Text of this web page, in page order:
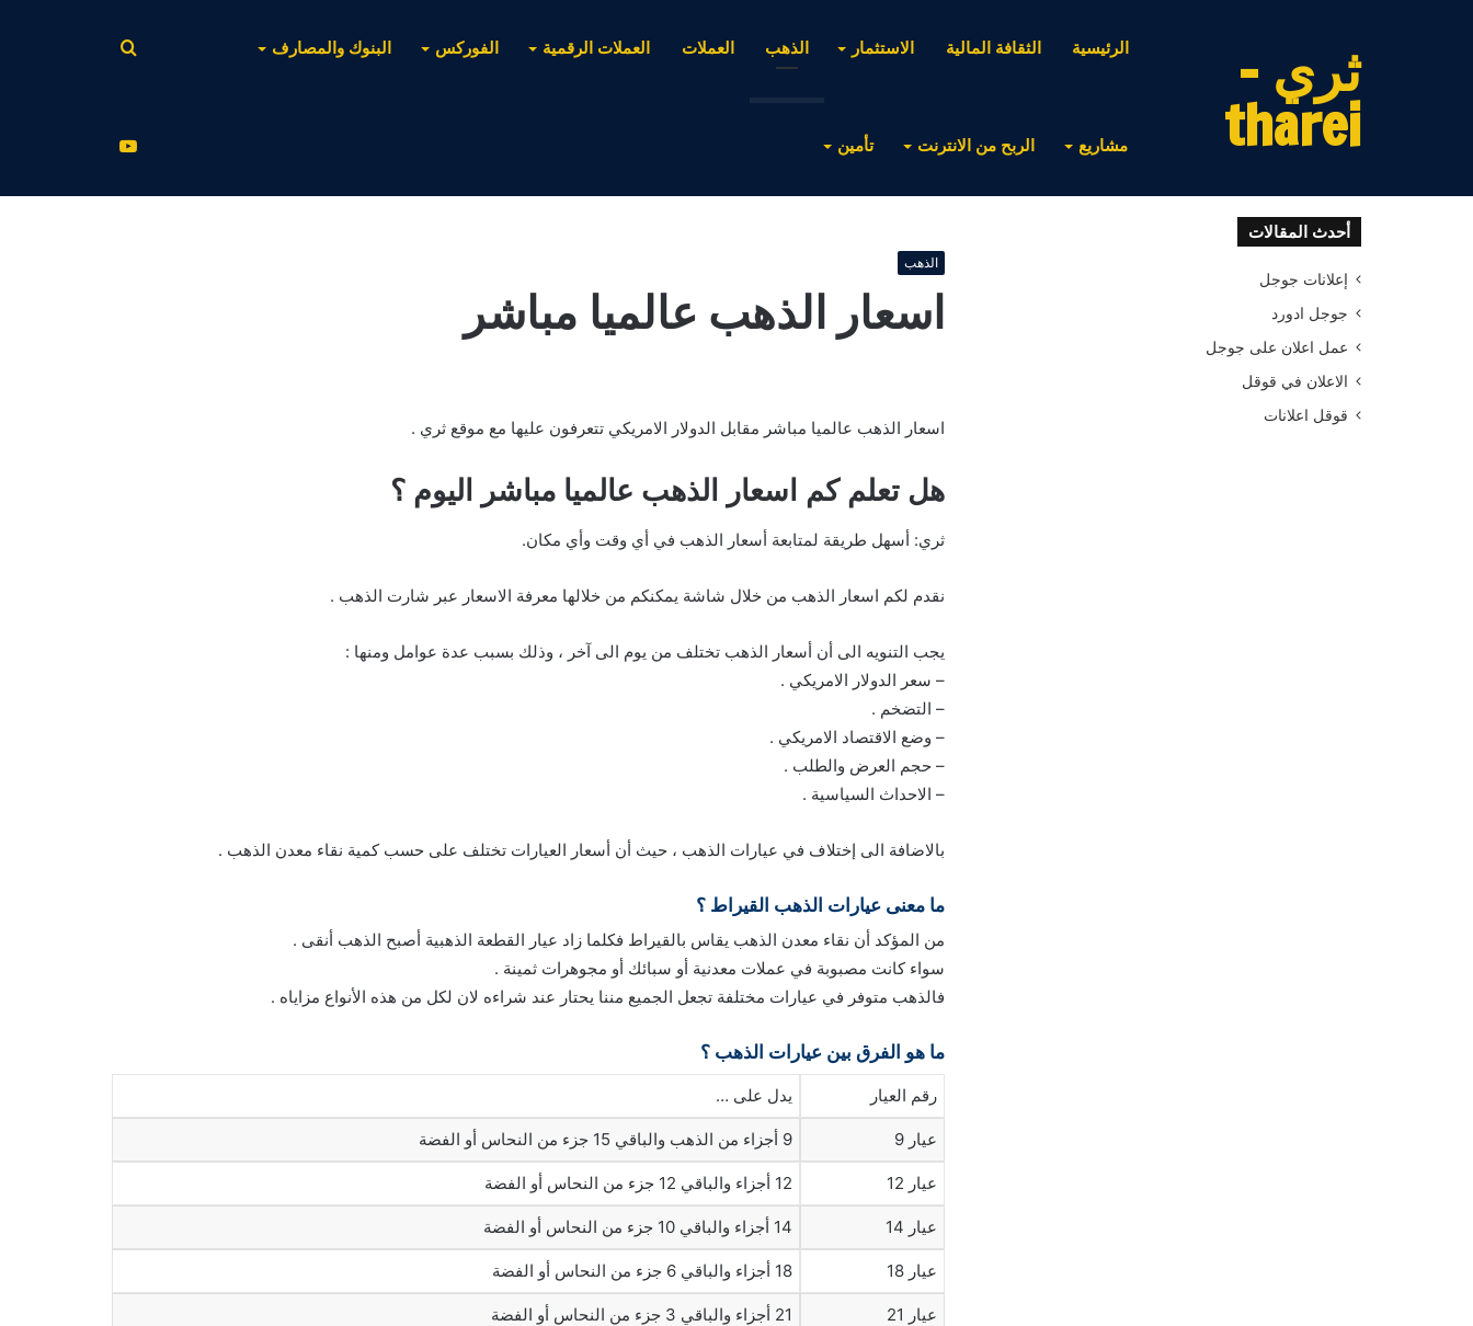
ثري -
tharei
الرئيسية الثقافة المالية الاستثمار الذهب العملات العملات الرقمية الفوركس البنوك والمصارف
مشاريع الربح من الانترنت تأمين عن
الذهب
اسعار الذهب عالميا مباشر
اسعار الذهب عالميا مباشر مقابل الدولار الامريكي تتعرفون عليها مع موقع ثري .
هل تعلم كم اسعار الذهب عالميا مباشر اليوم ؟
ثري: أسهل طريقة لمتابعة أسعار الذهب في أي وقت وأي مكان.
نقدم لكم اسعار الذهب من خلال شاشة يمكنكم من خلالها معرفة الاسعار عبر شارت الذهب .
يجب التنويه الى أن أسعار الذهب تختلف من يوم الى آخر ، وذلك بسبب عدة عوامل ومنها :
– سعر الدولار الامريكي .
– التضخم .
– وضع الاقتصاد الامريكي .
– حجم العرض والطلب .
– الاحداث السياسية .
بالاضافة الى إختلاف في عيارات الذهب ، حيث أن أسعار العيارات تختلف على حسب كمية نقاء معدن الذهب .
ما معنى عيارات الذهب القيراط ؟
من المؤكد أن نقاء معدن الذهب يقاس بالقيراط فكلما زاد عيار القطعة الذهبية أصبح الذهب أنقى .
سواء كانت مصبوبة في عملات معدنية أو سبائك أو مجوهرات ثمينة .
فالذهب متوفر في عيارات مختلفة تجعل الجميع مننا يحتار عند شراءه لان لكل من هذه الأنواع مزاياه .
ما هو الفرق بين عيارات الذهب ؟
رقم العيار يدل على …
عيار 9 9 أجزاء من الذهب والباقي 15 جزء من النحاس أو الفضة
عيار 12 12 أجزاء والباقي 12 جزء من النحاس أو الفضة
عيار 14 14 أجزاء والباقي 10 جزء من النحاس أو الفضة
عيار 18 18 أجزاء والباقي 6 جزء من النحاس أو الفضة
عيار 21 21 أجزاء والباقي 3 جزء من النحاس أو الفضة
أحدث المقالات
إعلانات جوجل
جوجل ادورد
عمل اعلان على جوجل
الاعلان في قوقل
قوقل اعلانات